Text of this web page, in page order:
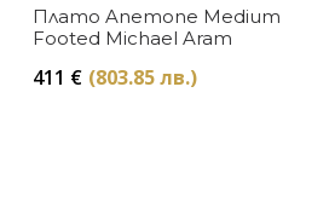
Плато Anemone Medium
Footed Michael Aram
411 € (803.85 лв.)